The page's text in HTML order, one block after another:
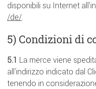
disponibili su Internet
/de/.
5) Condizioni di
5.1 La merce viene
all'indirizzo indicato dal
tenendo in